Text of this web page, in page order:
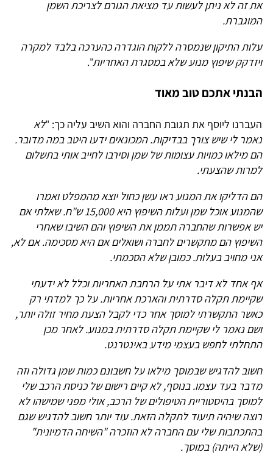
את זה לא ניתן לעשות עד מציאת הגורם לצריכת השמן
המוגברת.
עלות התיקון שנמסרה ללקוח הוגדרה כהערכה בלבד למקרה
ויזדקק שיפוץ מנוע שלא במסגרת האחריות".
הבנתי אתכם טוב מאוד
העברנו ליוסף את תגובת החברה והוא השיב עליה כך: "לא
נאמר לי שיש צורך בבדיקות. המכונאים ידעו היטב במה מדובר.
הם מילאו כמויות עצומות של שמן וסירבו לחייב אותי בתשלום
למרות שהצעתי.
הם הדליקו את המנוע ראו עשן כחול יוצא מהמפלט ואמרו
שהמנוע אוכל שמן ועלות השיפוץ היא 15,000 ש"ח. שאלתי אם
יש אפשרות שהחברה תממן את השיפוץ והם השיבו שאחרי
השיפוץ הם מתקשרים לחברה ושואלים אם היא מסכימה. אם לא,
אני מחויב בעלות. כמובן שלא הסכמתי.
אף אחד לא דיבר אתי על הרחבת האחריות וכלל לא ידעתי
שקיימת תקלה סדרתית והארכת אחריות. על כך למדתי רק
כאשר התקשרתי למוסך אחר כדי לקבל הצעת מחיר זולה יותר,
ושם נאמר לי שקיימת תקלה סדרתית במנוע. לאחר מכן
התחלתי לחפש בעצמי מידע באינטרנט.
חשוב להדגיש שבמוסך מילאו על חשבונם כמות שמן גדולה וזה
מדבר בעד עצמו. בנוסף, לא קיים רישום של כניסת הרכב שלי
למוסך בהיסטוריית הטיפולים של הרכב, אולי מפני שמישהו לא
רוצה שיהיה תיעוד לתקלה הזאת. עוד יותר חשוב להדגיש שגם
בהתכתבות שלי עם החברה לא הוזכרה "השיחה הדמיונית"
(שלא הייתה) במוסך.